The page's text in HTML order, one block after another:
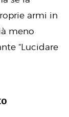
armi in
meno
“Lucidare